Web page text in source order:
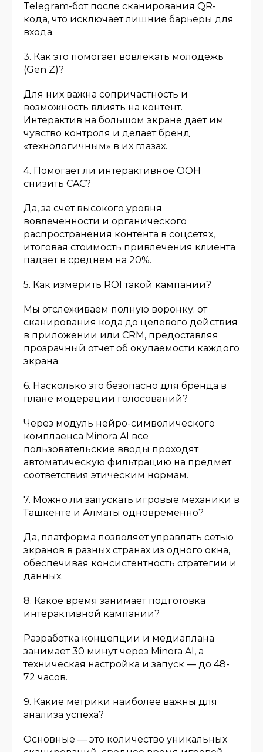
Telegram-бот после сканирования QR-
кода, что исключает лишние барьеры для
входа.
3. Как это помогает вовлекать молодежь
(Gen Z)?
Для них важна сопричастность и
возможность влиять на контент.
Интерактив на большом экране дает им
чувство контроля и делает бренд
«технологичным» в их глазах.
4. Помогает ли интерактивное OOH
снизить CAC?
Да, за счет высокого уровня
вовлеченности и органического
распространения контента в соцсетях,
итоговая стоимость привлечения клиента
падает в среднем на 20%.
5. Как измерить ROI такой кампании?
Мы отслеживаем полную воронку: от
сканирования кода до целевого действия
в приложении или CRM, предоставляя
прозрачный отчет об окупаемости каждого
экрана.
6. Насколько это безопасно для бренда в
плане модерации голосований?
Через модуль нейро-символического
комплаенса Minora AI все
пользовательские вводы проходят
автоматическую фильтрацию на предмет
соответствия этическим нормам.
7. Можно ли запускать игровые механики в
Ташкенте и Алматы одновременно?
Да, платформа позволяет управлять сетью
экранов в разных странах из одного окна,
обеспечивая консистентность стратегии и
данных.
8. Какое время занимает подготовка
интерактивной кампании?
Разработка концепции и медиаплана
занимает 30 минут через Minora AI, а
техническая настройка и запуск — до 48-
72 часов.
9. Какие метрики наиболее важны для
анализа успеха?
Основные — это количество уникальных